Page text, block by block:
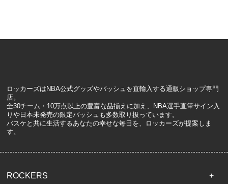
ロッカーズはNBA公式グッズやバッシュを直輸入する通販ショップ専門
店。
全30チーム・10万点以上の豊富な品揃えに加え、NBA選手直筆サイン入
りや日本未発売の限定バッシュも多数取り扱っています。
バスケと共に生活するあなたの幸せな毎日を、ロッカーズが提案しま
す。
ROCKERS